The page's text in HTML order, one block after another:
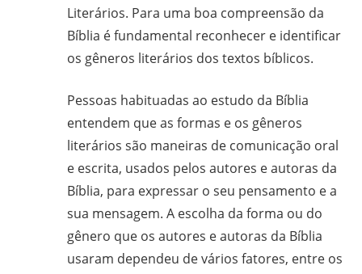
Literários. Para uma boa compreensão da
Bíblia é fundamental reconhecer e identificar
os gêneros literários dos textos bíblicos.
Pessoas habituadas ao estudo da Bíblia
entendem que as formas e os gêneros
literários são maneiras de comunicação oral
e escrita, usados pelos autores e autoras da
Bíblia, para expressar o seu pensamento e a
sua mensagem. A escolha da forma ou do
gênero que os autores e autoras da Bíblia
usaram dependeu de vários fatores, entre os